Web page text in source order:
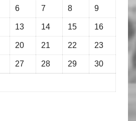
6 7 8 9
13 14 15 16
20 21 22 23
27 28 29 30